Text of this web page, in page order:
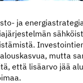
ja
mutta
että lisäarvo jää